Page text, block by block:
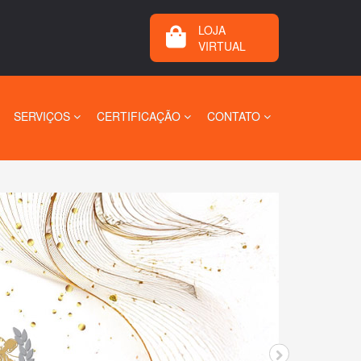
LOJA
VIRTUAL
SERVIÇOS CERTIFICAÇÃO CONTATO